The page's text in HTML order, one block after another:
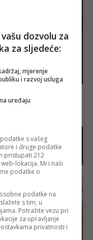
dozvolu za
za sljedeće:
mjerenje
i razvoj usluga
uređaju
s vašeg
i druge podatke
pristupati 212
lokacija. Mi i naši
podatke o
podatke na
s tim, u
Potražite vezu pri
za upravljanje
privatnosti i